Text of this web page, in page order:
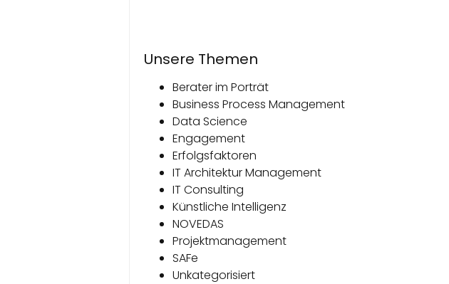
Unsere Themen
Berater im Porträt
Business Process Management
Data Science
Engagement
Erfolgsfaktoren
IT Architektur Management
IT Consulting
Künstliche Intelligenz
NOVEDAS
Projektmanagement
SAFe
Unkategorisiert